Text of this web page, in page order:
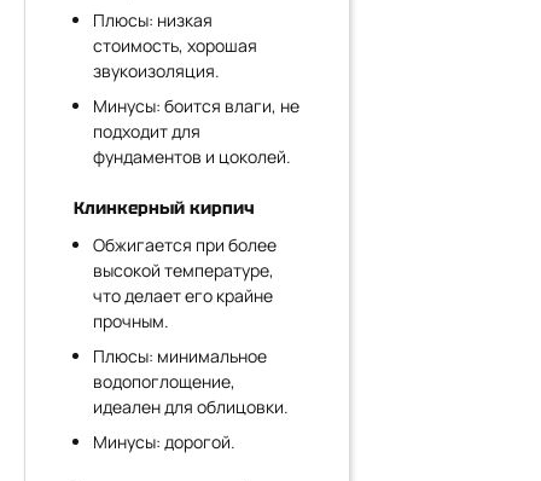
Плюсы: низкая
стоимость, хорошая
звукоизоляция.
Минусы: боится влаги, не
подходит для
фундаментов и цоколей.
Клинкерный кирпич
Обжигается при более
высокой температуре,
что делает его крайне
прочным.
Плюсы: минимальное
водопоглощение,
идеален для облицовки.
Минусы: дорогой.